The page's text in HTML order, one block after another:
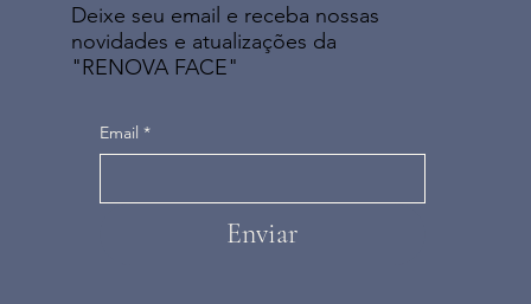
Deixe seu email e receba nossas
novidades e atualizações da
"RENOVA FACE"
Email *
Enviar